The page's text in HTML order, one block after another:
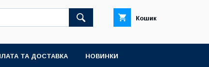
Кошик
ТА ДОСТАВКА НОВИНКИ